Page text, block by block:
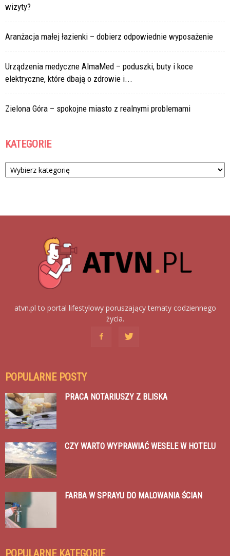
wizyty?
Aranżacja małej łazienki – dobierz odpowiednie wyposażenie
Urządzenia medyczne AlmaMed – poduszki, buty i koce
elektryczne, które dbają o zdrowie i...
Zielona Góra – spokojne miasto z realnymi problemami
KATEGORIE
Kategorie
atvn.pl to portal lifestylowy poruszający tematy codziennego
życia.
POPULARNE POSTY
PRACA NOTARIUSZY Z BLISKA
CZY WARTO WYPRAWIAĆ WESELE W HOTELU
FARBA W SPRAYU DO MALOWANIA ŚCIAN
POPULARNE KATEGORIE